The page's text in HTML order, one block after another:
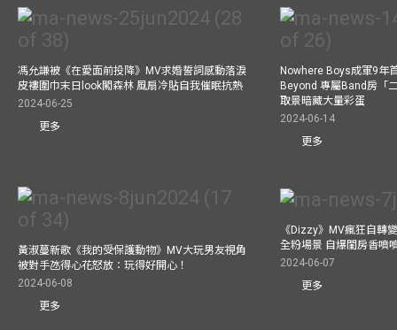
馮允謙被《在愛面前投降》MV求婚誓詞感動落淚
皮褸圍巾末日look闖森林 風扇冷貼自我催眠抗熱
2024-06-25
更多
Nowhere Boys成軍9年
Beyond 專屬Band房「
取景暗藏大量彩蛋
2024-06-14
更多
黃淑蔓新歌《我的受保護動物》MV大玩男友視角
被對手氹得心花怒放：玩得好開心！
2024-06-08
更多
《Dizzy》MV瘋狂自轉
全粉場景 自爆閨房香噴
2024-06-07
更多